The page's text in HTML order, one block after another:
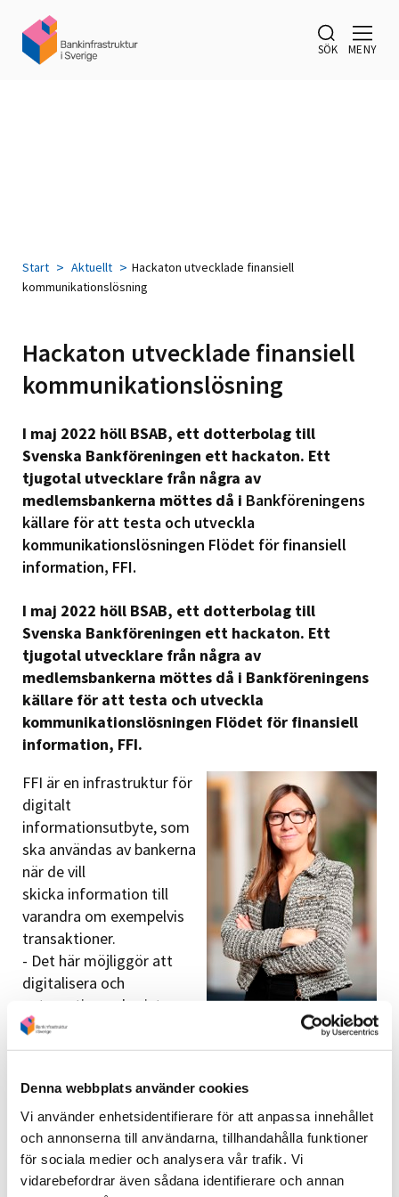
Denna webbplats använder cookies
Vi använder enhetsidentifierare för att anpassa innehållet
och annonserna till användarna, tillhandahålla funktioner
för sociala medier och analysera vår trafik. Vi
vidarebefordrar även sådana identifierare och annan
SÖK MENY
Start Aktuellt
Hackaton utvecklade finansiell
kommunikationslösning
Hackaton utvecklade finansiell
kommunikationslösning
I maj 2022 höll BSAB, ett dotterbolag till
Svenska Bankföreningen ett hackaton. Ett
tjugotal utvecklare från några av
medlemsbankerna möttes då i Bankföreningens
källare för att testa och utveckla
kommunikationslösningen Flödet för finansiell
information, FFI.
I maj 2022 höll BSAB, ett dotterbolag till
Svenska Bankföreningen ett hackaton. Ett
tjugotal utvecklare från några av
medlemsbankerna möttes då i Bankföreningens
källare för att testa och utveckla
kommunikationslösningen Flödet för finansiell
information, FFI.
FFI är en infrastruktur för
digitalt
informationsutbyte, som
ska användas av bankerna
när de vill
skicka information till
varandra om exempelvis
transaktioner.
- Det här möjliggör att
digitalisera och
automatisera de sista
meddelandena mellan bankerna, sådana som man
ända tills nu har behövt blanketter, fax och telefon
och initiativtagare till hackatonet.
De olika bankernas backofficesystem skiljer sig åt
men ska genom FFI ändå kunna kommunicera. Det
bankgemensamma projektet FFI har skapat det